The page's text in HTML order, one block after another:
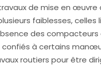
de mise en
faiblesses, celles
des
à certains
routiers pour être